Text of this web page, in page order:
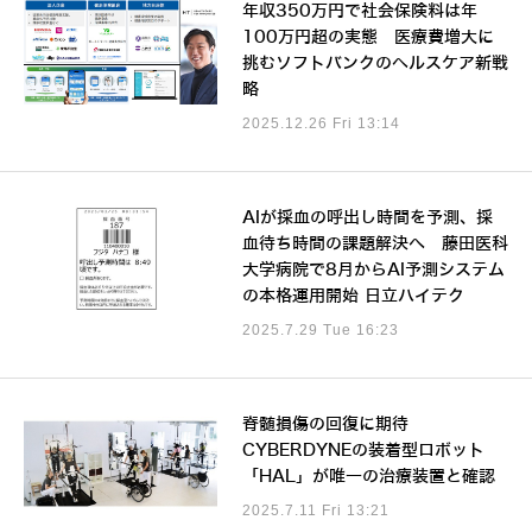
年収350万円で社会保険料は年
100万円超の実態 医療費増大に
挑むソフトバンクのヘルスケア新戦
略
2025.12.26 Fri 13:14
AIが採血の呼出し時間を予測、採
血待ち時間の課題解決へ 藤田医科
大学病院で8月からAI予測システム
の本格運用開始 日立ハイテク
2025.7.29 Tue 16:23
脊髄損傷の回復に期待
CYBERDYNEの装着型ロボット
「HAL」が唯一の治療装置と確認
2025.7.11 Fri 13:21